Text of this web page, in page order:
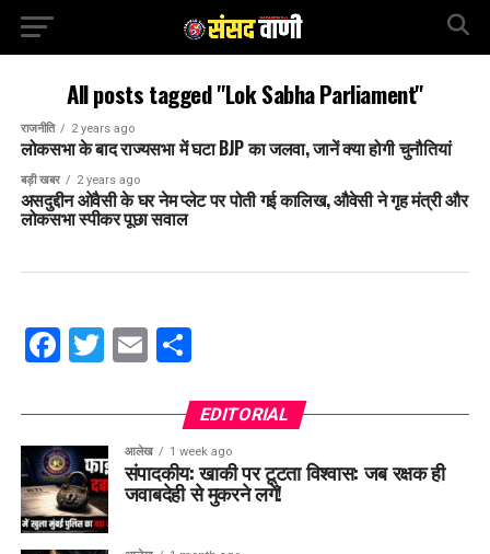
All posts tagged "Lok Sabha Parliament"
राजनीति 2 years ago
लोकसभा के बाद राज्यसभा में घटा BJP का जलवा, जानें क्या होगी चुनौतियां
बड़ी खबर 2 years ago
असदुद्दीन ओवैसी के घर नेम प्लेट पर पोती गई कालिख, औवेसी ने गृह मंत्री और
लोकसभा स्पीकर पूछा सवाल
Facebook
Twitter
EmailShare
EDITORIAL
आलेख 1 week ago
संपादकीय: खाकी पर टूटता विश्वास: जब रक्षक ही
जवाबदेही से मुकरने लगें!